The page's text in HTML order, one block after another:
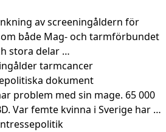
av screeningåldern för
både Mag- och tarmförbundet
stora delar …
tarmcancer
dokument
problem med sin mage. 65 000
Var femte kvinna i Sverige har …